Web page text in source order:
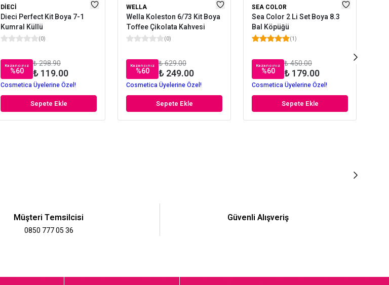
DIECI
Dieci Perfect Kit Boya 7-1
Kumral Küllü
(0)
Kazancınız
%60
₺ 298.90
₺ 119.00
Cosmetica Üyelerine Özel!
Sepete Ekle
WELLA
Wella Koleston 6/73 Kit Boya
Toffee Çikolata Kahvesi
(0)
Kazancınız
%60
₺ 629.00
₺ 249.00
Cosmetica Üyelerine Özel!
Sepete Ekle
SEA COLOR
Sea Color 2 Li Set Boya 8.3
Bal Köpüğü
(1)
Kazancınız
%60
₺ 450.00
₺ 179.00
Cosmetica Üyelerine Özel!
Sepete Ekle
Müşteri Temsilcisi
0850 777 05 36
Güvenli Alışveriş